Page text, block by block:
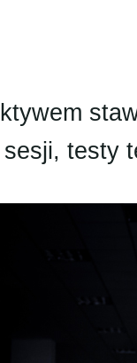
sesji,